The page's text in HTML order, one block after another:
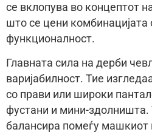
се вклопува во концептот
што се цени комбинацијата
функционалност.
Главната сила на дерби
варијабилност. Тие
со прави или широки
фустани и мини-здолништа.
балансира помеѓу машкиот